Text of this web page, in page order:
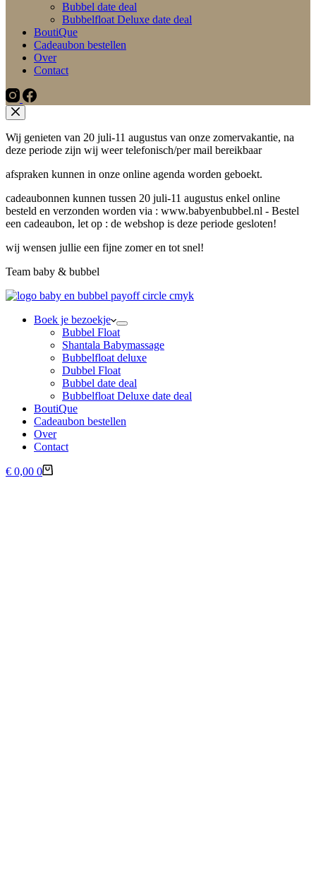
Bubbel date deal
Bubbelfloat Deluxe date deal
BoutiQue
Cadeaubon bestellen
Over
Contact
Wij genieten van 20 juli-11 augustus van onze zomervakantie, na
deze periode zijn wij weer telefonisch/per mail bereikbaar
afspraken kunnen in onze online agenda worden geboekt.
cadeaubonnen kunnen tussen 20 juli-11 augustus enkel online
besteld en verzonden worden via : www.babyenbubbel.nl - Bestel
een cadeaubon, let op : de webshop is deze periode gesloten!
wij wensen jullie een fijne zomer en tot snel!
Team baby & bubbel
Boek je bezoekje
Bubbel Float
Shantala Babymassage
Bubbelfloat deluxe
Dubbel Float
Bubbel date deal
Bubbelfloat Deluxe date deal
BoutiQue
Cadeaubon bestellen
Over
Contact
Winkelwagen
€ 0,00 0